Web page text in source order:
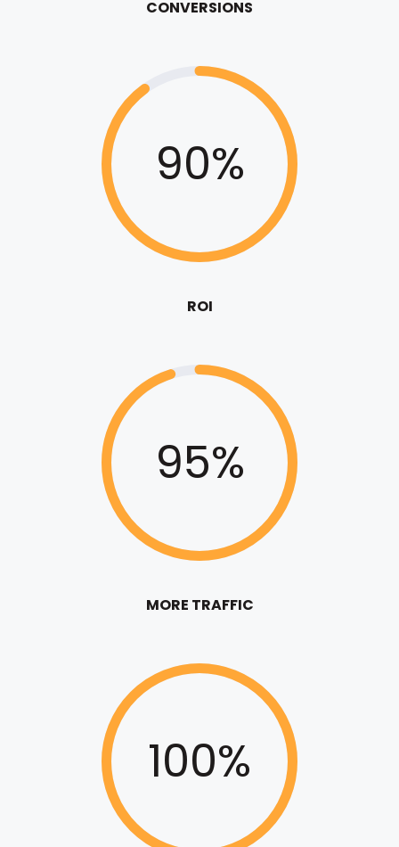
CONVERSIONS
90%
ROI
95%
MORE TRAFFIC
100%